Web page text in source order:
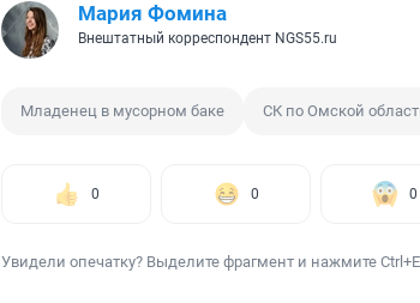
Мария Фомина
Внештатный корреспондент NGS55.ru
Младенец в мусорном баке СК по Омской
0 0 0
Увидели опечатку? Выделите фрагмент и нажмите